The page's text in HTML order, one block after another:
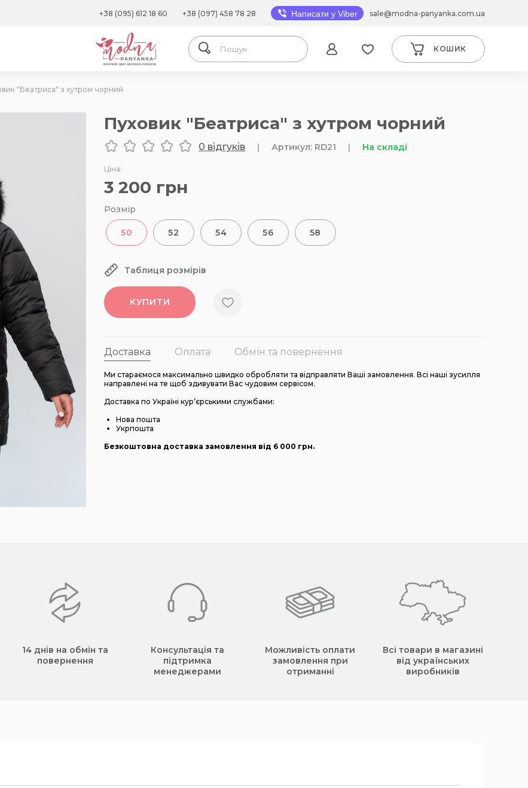
+38 (095) 612 18 60 +38 (097) 458 78 28 Написати у Viber sale@modna-panyanka.com.ua
КОШИК
"Беатриса" з хутром чорний
Пуховик "Беатриса" з хутром чорний
0 відгуків | Артикул: RD21 | На складі
Ціна:
3 200 грн
Розмір
50 52 54 56 58
Таблиця розмірів
КУПИТИ
Доставка Оплата Обмін та повернення
Ми стараємося максимально швидко обробляти та відправляти Ваші замовлення. Всі наші зусилля
направлені на те щоб здивувати Вас чудовим сервісом.
Доставка по Україні кур’єрськими службами:
Нова пошта
Укрпошта
Безкоштовна доставка замовлення від 6 000 грн.
14 днів на обмін та
повернення
Консультація та
підтримка
менеджерами
Можливість оплати
замовлення при
отриманні
Всі товари в магазині
від українських
виробників